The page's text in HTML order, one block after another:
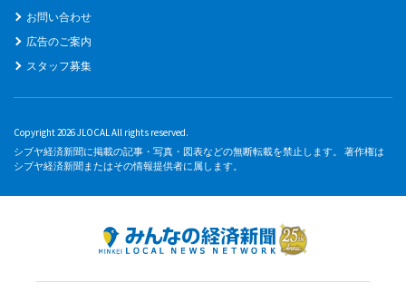
お問い合わせ
広告のご案内
スタッフ募集
Copyright 2026 JLOCAL All rights reserved.
シブヤ経済新聞に掲載の記事・写真・図表などの無断転載を禁止します。 著作権は
シブヤ経済新聞またはその情報提供者に属します。